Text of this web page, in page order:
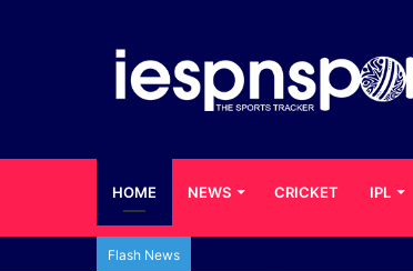
HOME NEWS CRICKET IPL
Flash News